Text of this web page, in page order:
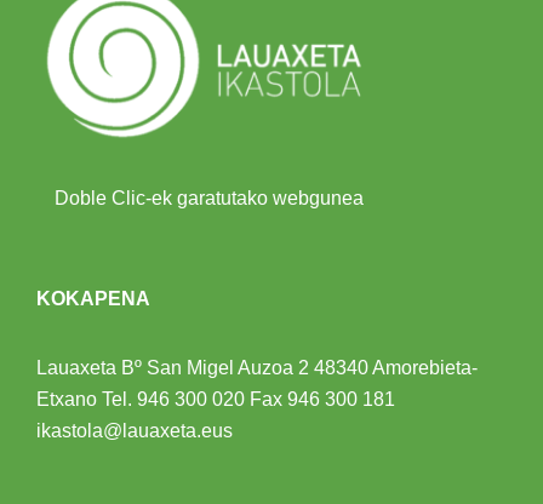
Doble Clic-ek garatutako webgunea
KOKAPENA
Lauaxeta Bº San Migel Auzoa 2 48340 Amorebieta-
Etxano Tel. 946 300 020 Fax 946 300 181
ikastola@lauaxeta.eus